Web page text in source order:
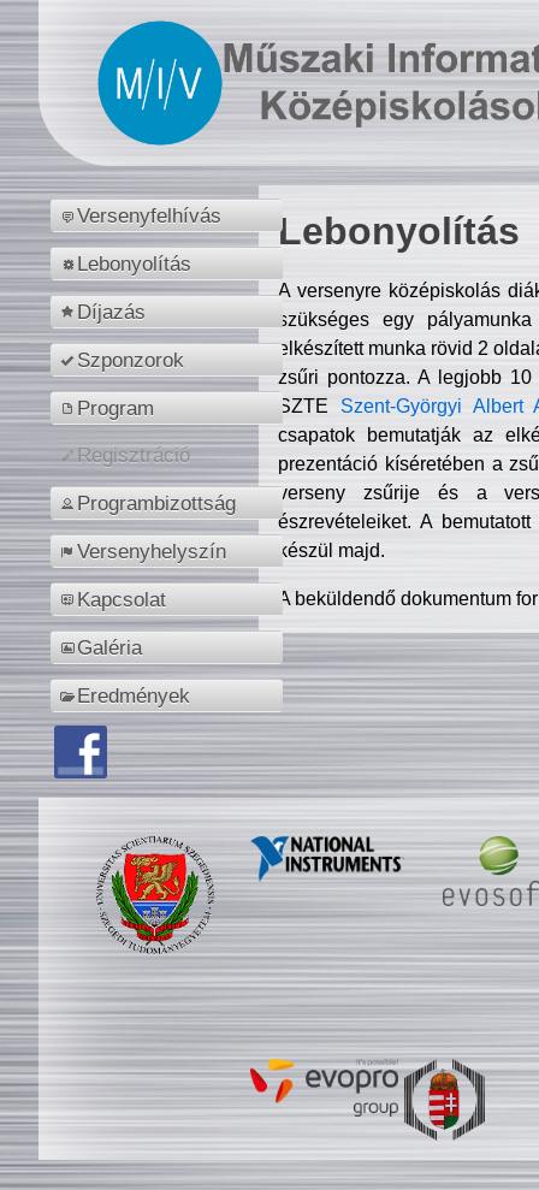
Versenyfelhívás
Lebonyolítás
Díjazás
Szponzorok
Program
Regisztráció
Programbizottság
Versenyhelyszín
Kapcsolat
Galéria
Eredmények
Lebonyolítás
A versenyre középiskolás
szükséges egy
elkészített munka rövid 2
zsűri pontozza. A legjobb
SZTE Szent-Györgyi Albert
csapatok bemutatják az
prezentáció kíséretében a
verseny zsűrije és a
észrevételeiket. A
készül majd.
A beküldendő dokumentum